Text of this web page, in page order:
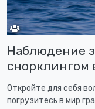
Наблюдение
снорклингом
Откройте для себя
погрузитесь в мир